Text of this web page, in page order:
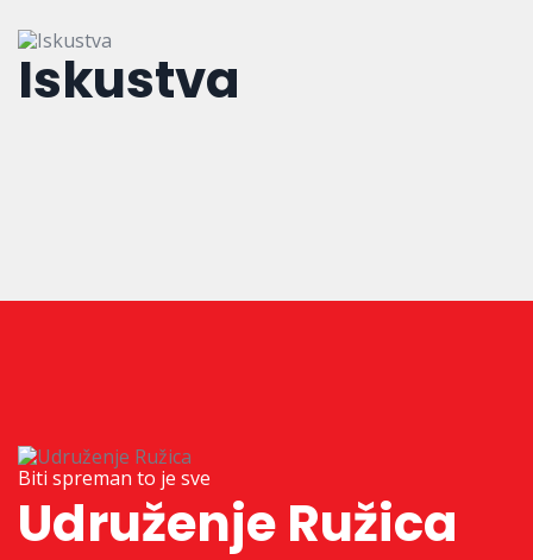
Iskustva
Biti spreman to je sve
Udruženje Ružica